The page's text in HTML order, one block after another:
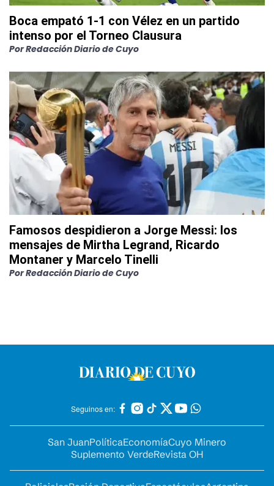
Boca empató 1-1 con Vélez en un partido
intenso por el Torneo Clausura
PorRedacción Diario de Cuyo
Famosos despidieron a Jorge Messi: los
mensajes de Mirtha Legrand, Ricardo
Montaner y Marcelo Tinelli
PorRedacción Diario de Cuyo
Seguinos en:
San JuanPolíticaEconomíaCuyo Minero
Suplemento VerdeRevista OH